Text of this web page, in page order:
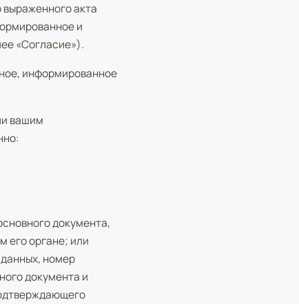
акта
и
«Согласие»).
информированное
вашим
документа,
его органе; или
номер
документа и